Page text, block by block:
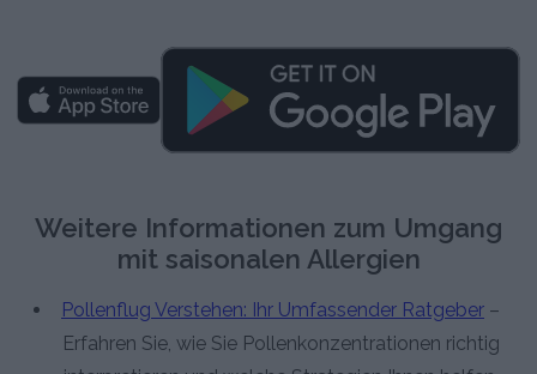
Weitere Informationen zum Umgang
mit saisonalen Allergien
Pollenflug Verstehen: Ihr Umfassender Ratgeber –
Erfahren Sie, wie Sie Pollenkonzentrationen richtig